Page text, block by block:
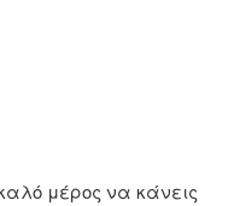
μέρος να κάνεις